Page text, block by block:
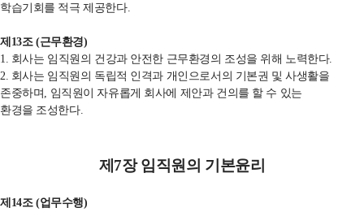
학습기회를 적극 제공한다.
제 13조 (근무환경)
1. 회사는 임직원의 건강과 안전한 근무환경의 조성을 위해 노력한다.
2. 회사는 임직원의 독립적 인격과 개인으로서의 기본권 및 사생활을
존중하며
임직원이 자유롭게 회사에 제안과 건의를 할 수 있는
환경을 조성한다.
제 7장 임직원의 기본윤리
제 14조 (업무수행)